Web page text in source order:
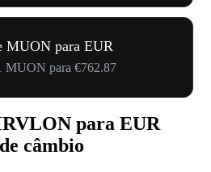
MUON para EUR
MUON para €762.87
para EUR
câmbio